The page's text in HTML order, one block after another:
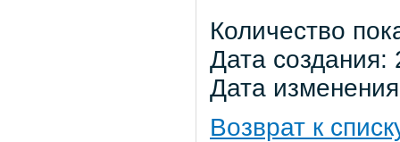
Количество
Дата
Дата
Возврат к